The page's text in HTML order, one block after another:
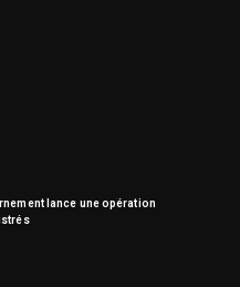
lance une opération